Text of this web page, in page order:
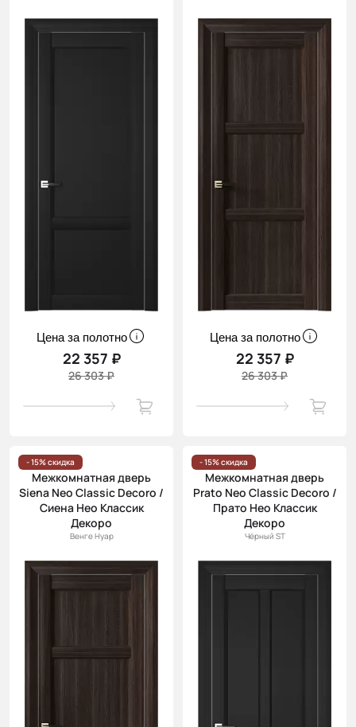
Цена за полотно
22 357 ₽
26 303 ₽
Цена за полотно
22 357 ₽
26 303 ₽
- 15% скидка
Межкомнатная дверь
Siena Neo Classic Decoro /
Сиена Нео Классик
Декоро
Венге Нуар
- 15% скидка
Межкомнатная дверь
Prato Neo Classic Decoro /
Прато Нео Классик
Декоро
Чёрный ST